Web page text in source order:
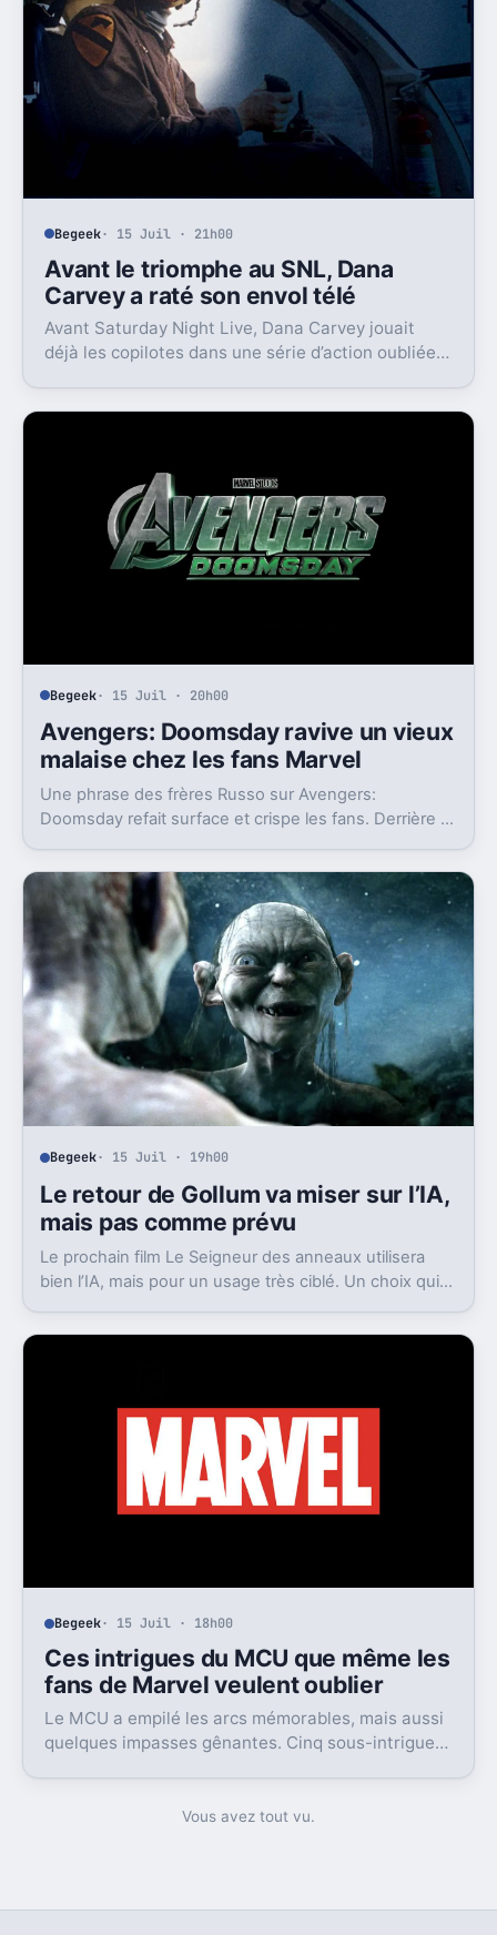
Begeek· 15 Juil · 21h00
Avant le triomphe au SNL, Dana
Carvey a raté son envol télé
Avant Saturday Night Live, Dana Carvey jouait
déjà les copilotes dans une série d’action oubliée.
Begeek· 15 Juil · 20h00
Avengers: Doomsday ravive un vieux
malaise chez les fans Marvel
Une phrase des frères Russo sur Avengers:
Doomsday refait surface et crispe les fans. Derrière la
Begeek· 15 Juil · 19h00
Le retour de Gollum va miser sur l’IA,
mais pas comme prévu
Le prochain film Le Seigneur des anneaux utilisera
bien l’IA, mais pour un usage très ciblé. Un choix qui
Begeek· 15 Juil · 18h00
Ces intrigues du MCU que même les
fans de Marvel veulent oublier
Le MCU a empilé les arcs mémorables, mais aussi
quelques impasses gênantes. Cinq sous-intrigues